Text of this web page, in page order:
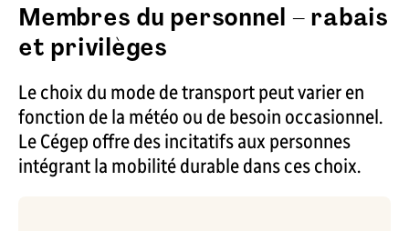
Membres du personnel – rabais
et privilèges
Le choix du mode de transport peut varier en
fonction de la météo ou de besoin occasionnel.
Le Cégep offre des incitatifs aux personnes
intégrant la mobilité durable dans ces choix.